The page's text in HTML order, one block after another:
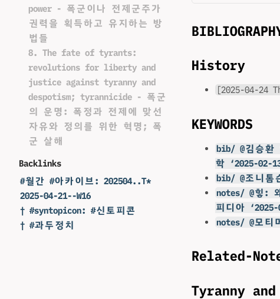
power - 폭군이나 전제군주가
권력을 획득하고 유지하는 방
법들
8. The fate of tyrants:
revolutions for liberty and
justice against tyranny and
despotism; tyrannicide - 폭군
의 운명: 폭정과 전제에 맞선
자유와 정의를 위한 혁명; 폭
군 살해
Backlinks
#월간 #아카이브: 202504..T*
2025-04-21--W16
† #syntopicon: #신토피콘
† #과두정치
History
[2025-04-24
KEYWORDS
bib/ @김승
학 ‘2025-02-
bib/ @조니톰
notes/ @힣:
피디아
notes/ @모
Related-
Tyranny